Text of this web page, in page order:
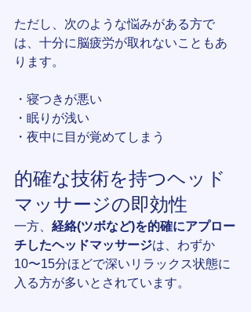
ただし、次のような悩みがある方で
は、十分に脳疲労が取れないこともあ
ります。
・寝つきが悪い
・眠りが浅い
・夜中に目が覚めてしまう
的確な技術を持つヘッド
マッサージの即効性
一方、 経絡(ツボなど)を的確にアプロー
チしたヘッドマッサージは、わずか
10〜15分ほどで深いリラックス状態に
入る方が多いとされています。